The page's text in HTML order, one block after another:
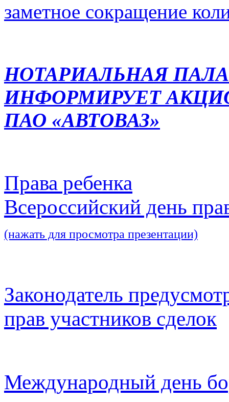
заметное сокращение
НОТАРИАЛЬНАЯ
ИНФОРМИРУЕТ
ПАО «АВТОВАЗ»
Права ребенка
Всероссийский день
(нажать для просмотра презентации)
Законодатель
прав участников сделок
Международный день